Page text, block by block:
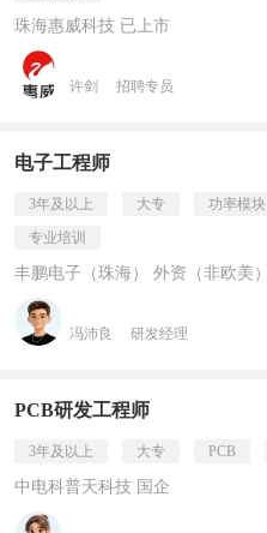
珠海惠威科技 已上市
许剑 招聘专员
电子工程师
3年及以上 大专 功率模块
专业培训
丰鹏电子（珠海） 外资（非欧美）
冯沛良 研发经理
PCB研发工程师
3年及以上 大专 PCB
中电科普天科技 国企